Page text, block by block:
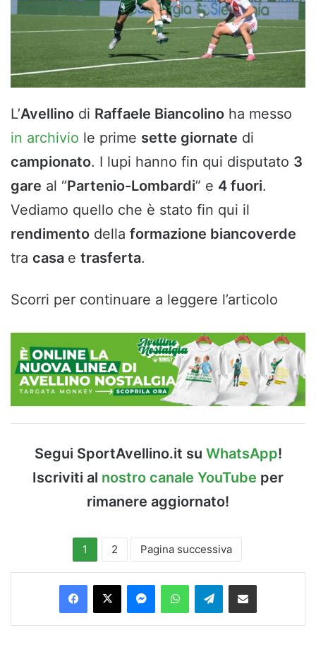
L’Avellino di Raffaele Biancolino ha messo
in archivio le prime sette giornate di
campionato. I lupi hanno fin qui disputato 3
gare al “Partenio-Lombardi” e 4 fuori.
Vediamo quello che è stato fin qui il
rendimento della formazione biancoverde
tra casa e trasferta.
Scorri per continuare a leggere l’articolo
Segui SportAvellino.it su WhatsApp!
Iscriviti al nostro canale YouTube per
rimanere aggiornato!
1 2 Pagina successiva
Facebook
X MessengerWhatsAppTelegramCondividi via Email